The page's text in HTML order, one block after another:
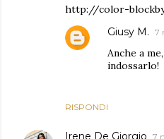
http://color-
RISPONDI
Giusy M. 7
Anche a
indossarlo!
Irene De Giorgio 7